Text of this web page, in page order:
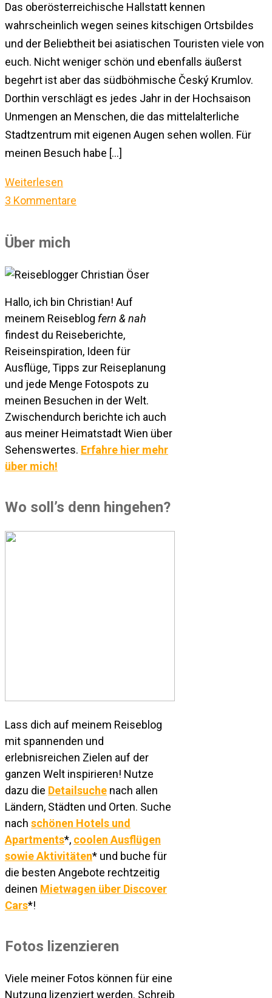
Das oberösterreichische Hallstatt kennen
wahrscheinlich wegen seines kitschigen Ortsbildes
und der Beliebtheit bei asiatischen Touristen viele von
euch. Nicht weniger schön und ebenfalls äußerst
begehrt ist aber das südböhmische Český Krumlov.
Dorthin verschlägt es jedes Jahr in der Hochsaison
Unmengen an Menschen, die das mittelalterliche
Stadtzentrum mit eigenen Augen sehen wollen. Für
meinen Besuch habe […]
Weiterlesen
3 Kommentare
Über mich
Hallo, ich bin Christian! Auf
meinem Reiseblog fern & nah
findest du Reiseberichte,
Reiseinspiration, Ideen für
Ausflüge, Tipps zur Reiseplanung
und jede Menge Fotospots zu
meinen Besuchen in der Welt.
Zwischendurch berichte ich auch
aus meiner Heimatstadt Wien über
Sehenswertes. Erfahre hier mehr
über mich!
Wo soll’s denn hingehen?
Lass dich auf meinem Reiseblog
mit spannenden und
erlebnisreichen Zielen auf der
ganzen Welt inspirieren! Nutze
dazu die Detailsuche nach allen
Ländern, Städten und Orten. Suche
nach schönen Hotels und
Apartments*, coolen Ausflügen
sowie Aktivitäten* und buche für
die besten Angebote rechtzeitig
deinen Mietwagen über Discover
Cars*!
Fotos lizenzieren
Viele meiner Fotos können für eine
Nutzung lizenziert werden. Schreib